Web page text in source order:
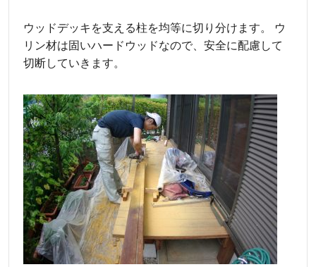
ウッドデッキを支える柱を均等に切り分けます。 ウ
リン材は固いハードウッドなので、安全に配慮して
切断していきます。